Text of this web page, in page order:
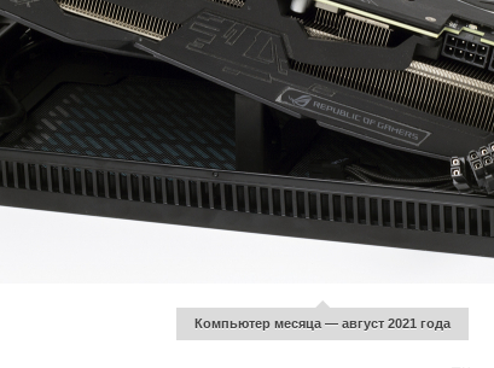
Компьютер месяца — август 2021 года